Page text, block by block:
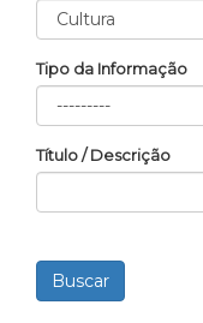
Tipo da Informação
Título / Descrição